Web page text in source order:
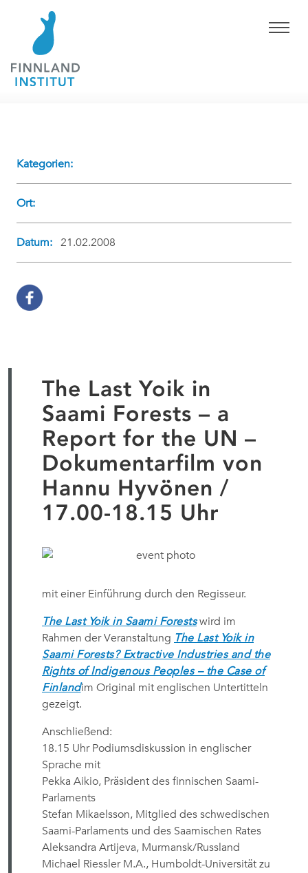
Kategorien:
Ort:
Datum: 21.02.2008
The Last Yoik in
Saami Forests – a
Report for the UN –
Dokumentarfilm von
Hannu Hyvönen /
17.00-18.15 Uhr
mit einer Einführung durch den Regisseur.
The Last Yoik in Saami Forestswird im
Rahmen der Veranstaltung The Last Yoik in
Saami Forests? Extractive Industries and the
Rights of Indigenous Peoples – the Case of
Finlandim Original mit englischen Untertitteln
gezeigt.
Anschließend:
18.15 Uhr Podiumsdiskussion in englischer
Sprache mit
Pekka Aikio, Präsident des finnischen Saami-
Parlaments
Stefan Mikaelsson, Mitglied des schwedischen
Saami-Parlaments und des Saamischen Rates
Aleksandra Artijeva, Murmansk/Russland
Michael Riessler M.A., Humboldt-Universität zu